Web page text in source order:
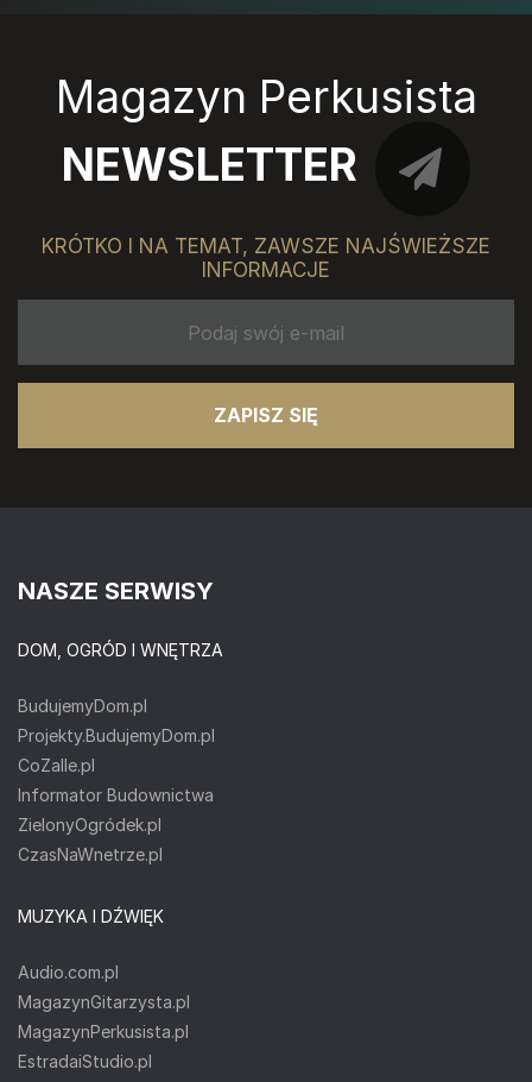
Magazyn Perkusista
NEWSLETTER
KRÓTKO I NA TEMAT, ZAWSZE NAJŚWIEŻSZE
INFORMACJE
ZAPISZ SIĘ
NASZE SERWISY
DOM, OGRÓD I WNĘTRZA
BudujemyDom.pl
Projekty.BudujemyDom.pl
CoZaIle.pl
Informator Budownictwa
ZielonyOgródek.pl
CzasNaWnetrze.pl
MUZYKA I DŹWIĘK
Audio.com.pl
MagazynGitarzysta.pl
MagazynPerkusista.pl
EstradaiStudio.pl